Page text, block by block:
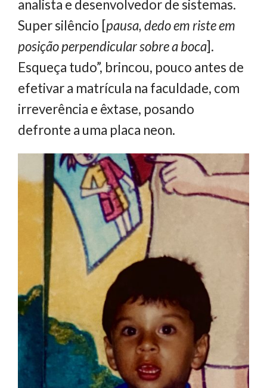
analista e desenvolvedor de sistemas.
Super silêncio [pausa, dedo em riste em
posição perpendicular sobre a boca].
Esqueça tudo”, brincou, pouco antes de
efetivar a matrícula na faculdade, com
irreverência e êxtase, posando
defronte a uma placa neon.